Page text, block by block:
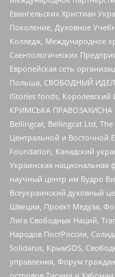
Евангельских Христиан
Поколение, Духовное
Колледж, Международное
Саентологических
Европейская сеть
Польша, СВОБОДНЫЙ
IStories fonds,
КРИМСЬКА ПРАВОЗАХИСНА
Bellingcat, Bellingcat Ltd,
Центральной и Восточной
Foundation, Канадский
Украинская национальная
научный центр им Вудро
Всеукраинский духовный
Швеции, Проект Медуза,
Лига Свободных Наций,
Народов ПостРоссии,
Solidarus, КрымSOS,
управления, Форум